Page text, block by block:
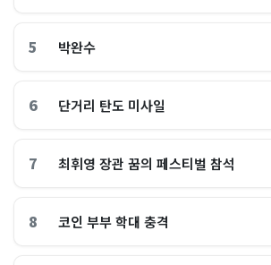
5 박완수
6 단거리 탄도 미사일
7 최휘영 장관 꿈의 페스티벌 참석
8 코인 부부 학대 충격